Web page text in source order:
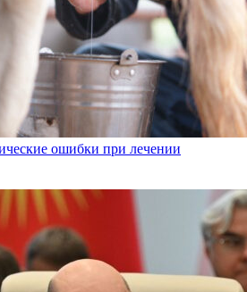
ошибки при лечении